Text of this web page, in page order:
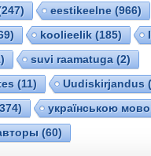
eestikeelne (966)
koolieelik (185)
suvi raamatuga (2)
(11) Uudiskirjandus
українською
(60)